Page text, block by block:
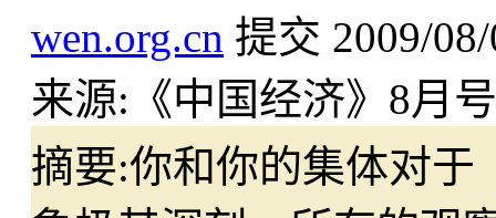
wen.org.cn 提交 2009/
来源: 《中国经济》8月号
摘要:你和你的集体对于